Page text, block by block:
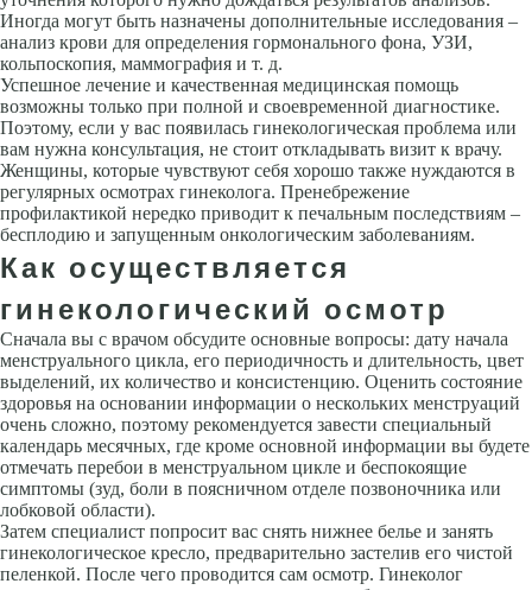
Иногда могут быть назначены дополнительные исследования –
анализ крови для определения гормонального фона, УЗИ,
кольпоскопия, маммография и т. д.
Успешное лечение и качественная медицинская помощь
возможны только при полной и своевременной диагностике.
Поэтому, если у вас появилась гинекологическая проблема или
вам нужна консультация, не стоит откладывать визит к врачу.
Женщины, которые чувствуют себя хорошо также нуждаются в
регулярных осмотрах гинеколога. Пренебрежение
профилактикой нередко приводит к печальным последствиям –
бесплодию и запущенным онкологическим заболеваниям.
Как осуществляется
гинекологический осмотр
Сначала вы с врачом обсудите основные вопросы: дату начала
менструального цикла, его периодичность и длительность, цвет
выделений, их количество и консистенцию. Оценить состояние
здоровья на основании информации о нескольких менструаций
очень сложно, поэтому рекомендуется завести специальный
календарь месячных, где кроме основной информации вы будете
отмечать перебои в менструальном цикле и беспокоящие
симптомы (зуд, боли в поясничном отделе позвоночника или
лобковой области).
Затем специалист попросит вас снять нижнее белье и занять
гинекологическое кресло, предварительно застелив его чистой
пеленкой. После чего проводится сам осмотр. Гинеколог